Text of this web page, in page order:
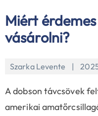
Miért
vásárolni?
Szarka Levente |
A dobson távcsövek
amerikai